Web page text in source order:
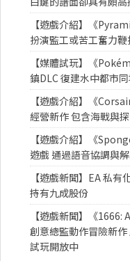
【遊戲介紹】《
扮演監工或苦工奮力
【媒體試玩】《
鎮DLC 復建水中都市
【遊戲介紹】《
經營新作 包含海戰與
【遊戲介紹】《
遊戲 通過語音協調與
【遊戲新聞】EA 私
持有九成股份
【遊戲新聞】《
創意總監動作冒險新
試玩開放中